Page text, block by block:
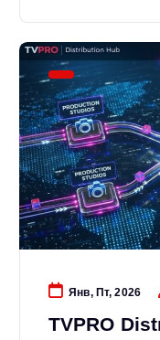
Янв, Пт, 2026
TVPRO